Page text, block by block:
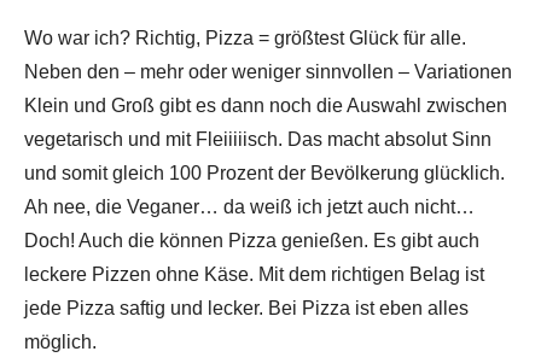
Wo war ich? Richtig, Pizza = größtest Glück für alle.
Neben den – mehr oder weniger sinnvollen – Variationen
Klein und Groß gibt es dann noch die Auswahl zwischen
vegetarisch und mit Fleiiiiisch. Das macht absolut Sinn
und somit gleich 100 Prozent der Bevölkerung glücklich.
Ah nee, die Veganer… da weiß ich jetzt auch nicht…
Doch! Auch die können Pizza genießen. Es gibt auch
leckere Pizzen ohne Käse. Mit dem richtigen Belag ist
jede Pizza saftig und lecker. Bei Pizza ist eben alles
möglich.